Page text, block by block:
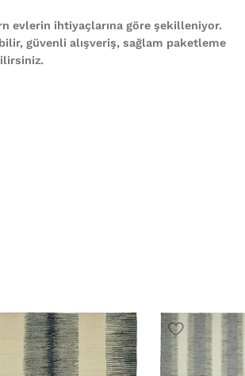
evlerin ihtiyaçlarına göre şekilleniyor.
güvenli alışveriş, sağlam paketleme